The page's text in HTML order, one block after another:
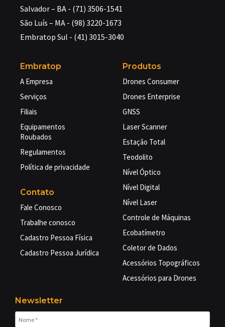
Salvador – BA - (71) 3506-1541
São Luís – MA - (98) 3220-1673
Embratop Sul - (41) 3015-3040
Embratop
A Empresa
Serviços
Filiais
Equipamentos
Roubados
Regulamentos
Política de privacidade
Contato
Fale Conosco
Trabalhe conosco
Cadastro Pessoa Física
Cadastro Pessoa Jurídica
Produtos
Drones Consumer
Drones Enterprise
GNSS
Laser Scanner
Estação Total
Teodolito
Nível Óptico
Nível Digital
Nível Laser
Controle de Máquinas
Ecobatímetro
Coletor de Dados
Acessórios Topográficos
Acessórios para Drones
Newsletter